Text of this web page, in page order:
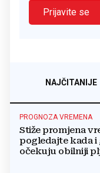
Prijavite se
NAJČITANIJE
PROGNOZA VREMENA
Stiže promjena
pogledajte kada i
očekuju obilniji